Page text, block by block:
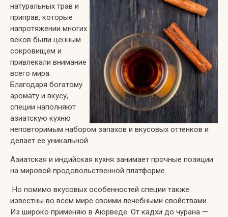
натуральных трав и
приправ, которые
напротяжении многих
веков были ценным
сокровищем и
привлекали внимание
всего мира.
Благодаря богатому
аромату и вкусу,
специи наполняют
азиатскую кухню
неповторимым набором запахов и вкусовых оттенков и
делает ее уникальной.
Азиатская и индийская кухня занимает прочные позиции
на мировой продовольственной платформе.
Но помимо вкусовых особенностей специи также
известны во всем мире своими лечебными свойствами.
Из широко применяю в Аюрведе. От кадхи до чурана —